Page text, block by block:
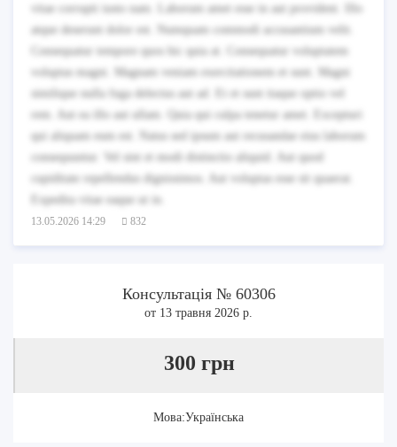
vitae corrupti iusto nam. Laborum amet esse in aut provident. Illo
atque deserunt dolor est. Numquam commodi accusantium velit.
Consequatur tempore quos hic quia at. Consequatur voluptatem
voluptas magni. Magnam veniam exercitationem et sunt. Magni
similique nulla fuga delectus aut ad. Et et sunt itaque optio vel
rem. Aut ea illo aut ullam. Quia qui culpa tenetur amet. Excepturi
qui aliquam eum est. Natus sed ipsum aut recusandae eius laborum
consequuntur. Vel sint et modi distinctio aliquid. Aut quod
cupiditate repellendus dignissimos. Aut voluptas esse sit quaerat.
Expedita vitae eaque ut in.
13.05.2026 14:29 832
Консультація № 60306
от 13 травня 2026 р.
300 грн
Мова:Українська